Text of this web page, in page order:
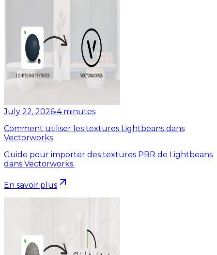
July 22, 2026•4 minutes
Comment utiliser les textures Lightbeans dans
Vectorworks
Guide pour importer des textures PBR de Lightbeans
dans Vectorworks.
En savoir plus